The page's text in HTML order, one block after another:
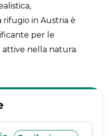
rifugio in Austria è
per le
attive nella natura.